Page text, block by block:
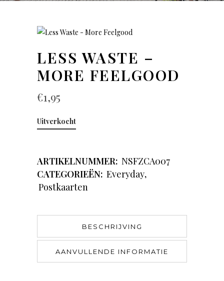
LESS WASTE –
MORE FEELGOOD
€1,95
Uitverkocht
ARTIKELNUMMER: NSFZCA007
CATEGORIEËN: Everyday,
Postkaarten
BESCHRIJVING
AANVULLENDE INFORMATIE